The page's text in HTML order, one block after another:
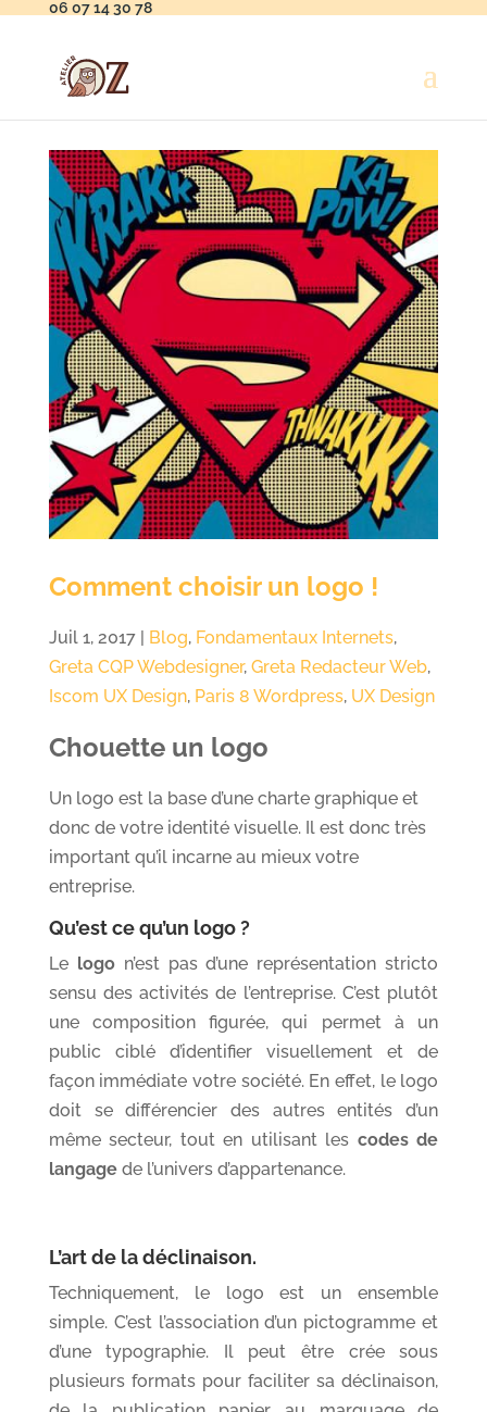
06 07 14 30 78
Comment choisir un logo !
Juil 1, 2017| Blog, Fondamentaux Internets,
Greta CQP Webdesigner, Greta Redacteur Web,
Iscom UX Design, Paris 8 Wordpress, UX Design
Chouette un logo
Un logo est la base d’une charte graphique et
donc de votre identité visuelle. Il est donc très
important qu’il incarne au mieux votre
entreprise.
Qu’est ce qu’un logo ?
Le logon’est pas d’une représentation stricto
sensu des activités de l’entreprise. C’est plutôt
une composition figurée, qui permet à un
public ciblé d’identifier visuellement et de
façon immédiate votre société. En effet, le logo
doit se différencier des autres entités d’un
même secteur, tout en utilisant les codes de
langagede l’univers d’appartenance.
L’art de la déclinaison.
Techniquement, le logo est un ensemble
simple. C’est l’association d’un pictogramme et
d’une typographie. Il peut être crée sous
plusieurs formats pour faciliter sa déclinaison,